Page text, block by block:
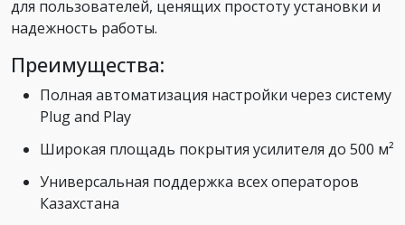
для пользователей, ценящих простоту установки и
надежность работы.
Преимущества:
Полная автоматизация настройки через систему
Plug and Play
Широкая площадь покрытия усилителя до 500 м²
Универсальная поддержка всех операторов
Казахстана